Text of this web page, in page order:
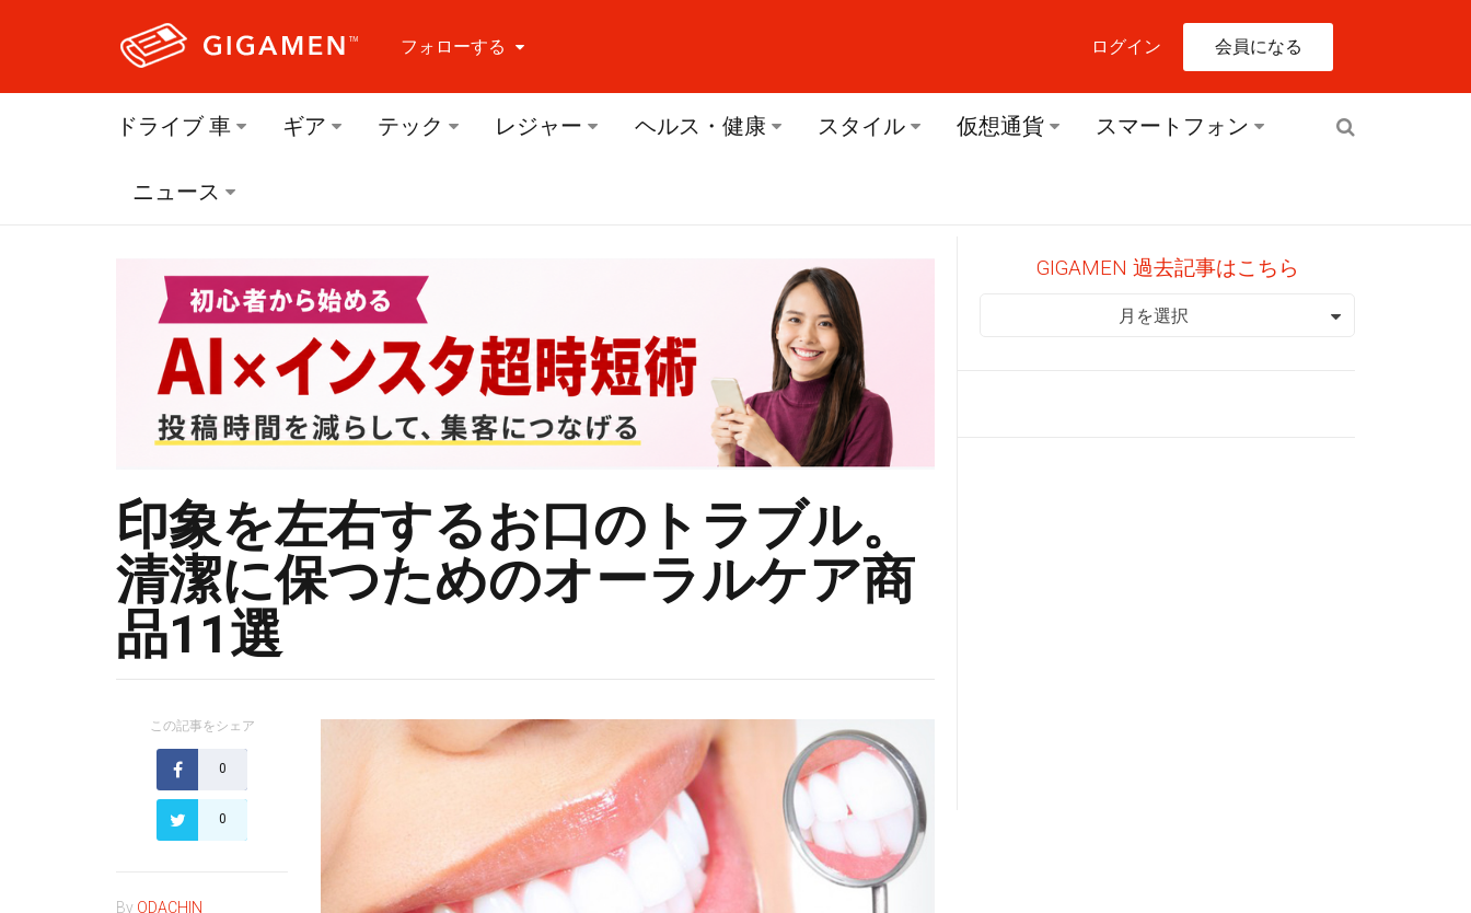
フォローする
フォローする Facebook
ログイン 会員になる
ドライブ 車 ギア テック レジャー ヘルス・健康 スタイル 仮想通貨 スマートフォン
ニュース
印象を左右するお口のトラブル。
清潔に保つためのオーラルケア商
品11選
この記事をシェア
0
0
By ODACHIN
GIGAMEN 過去記事はこちら
GIGAMEN 過去記事はこちら
月を選択